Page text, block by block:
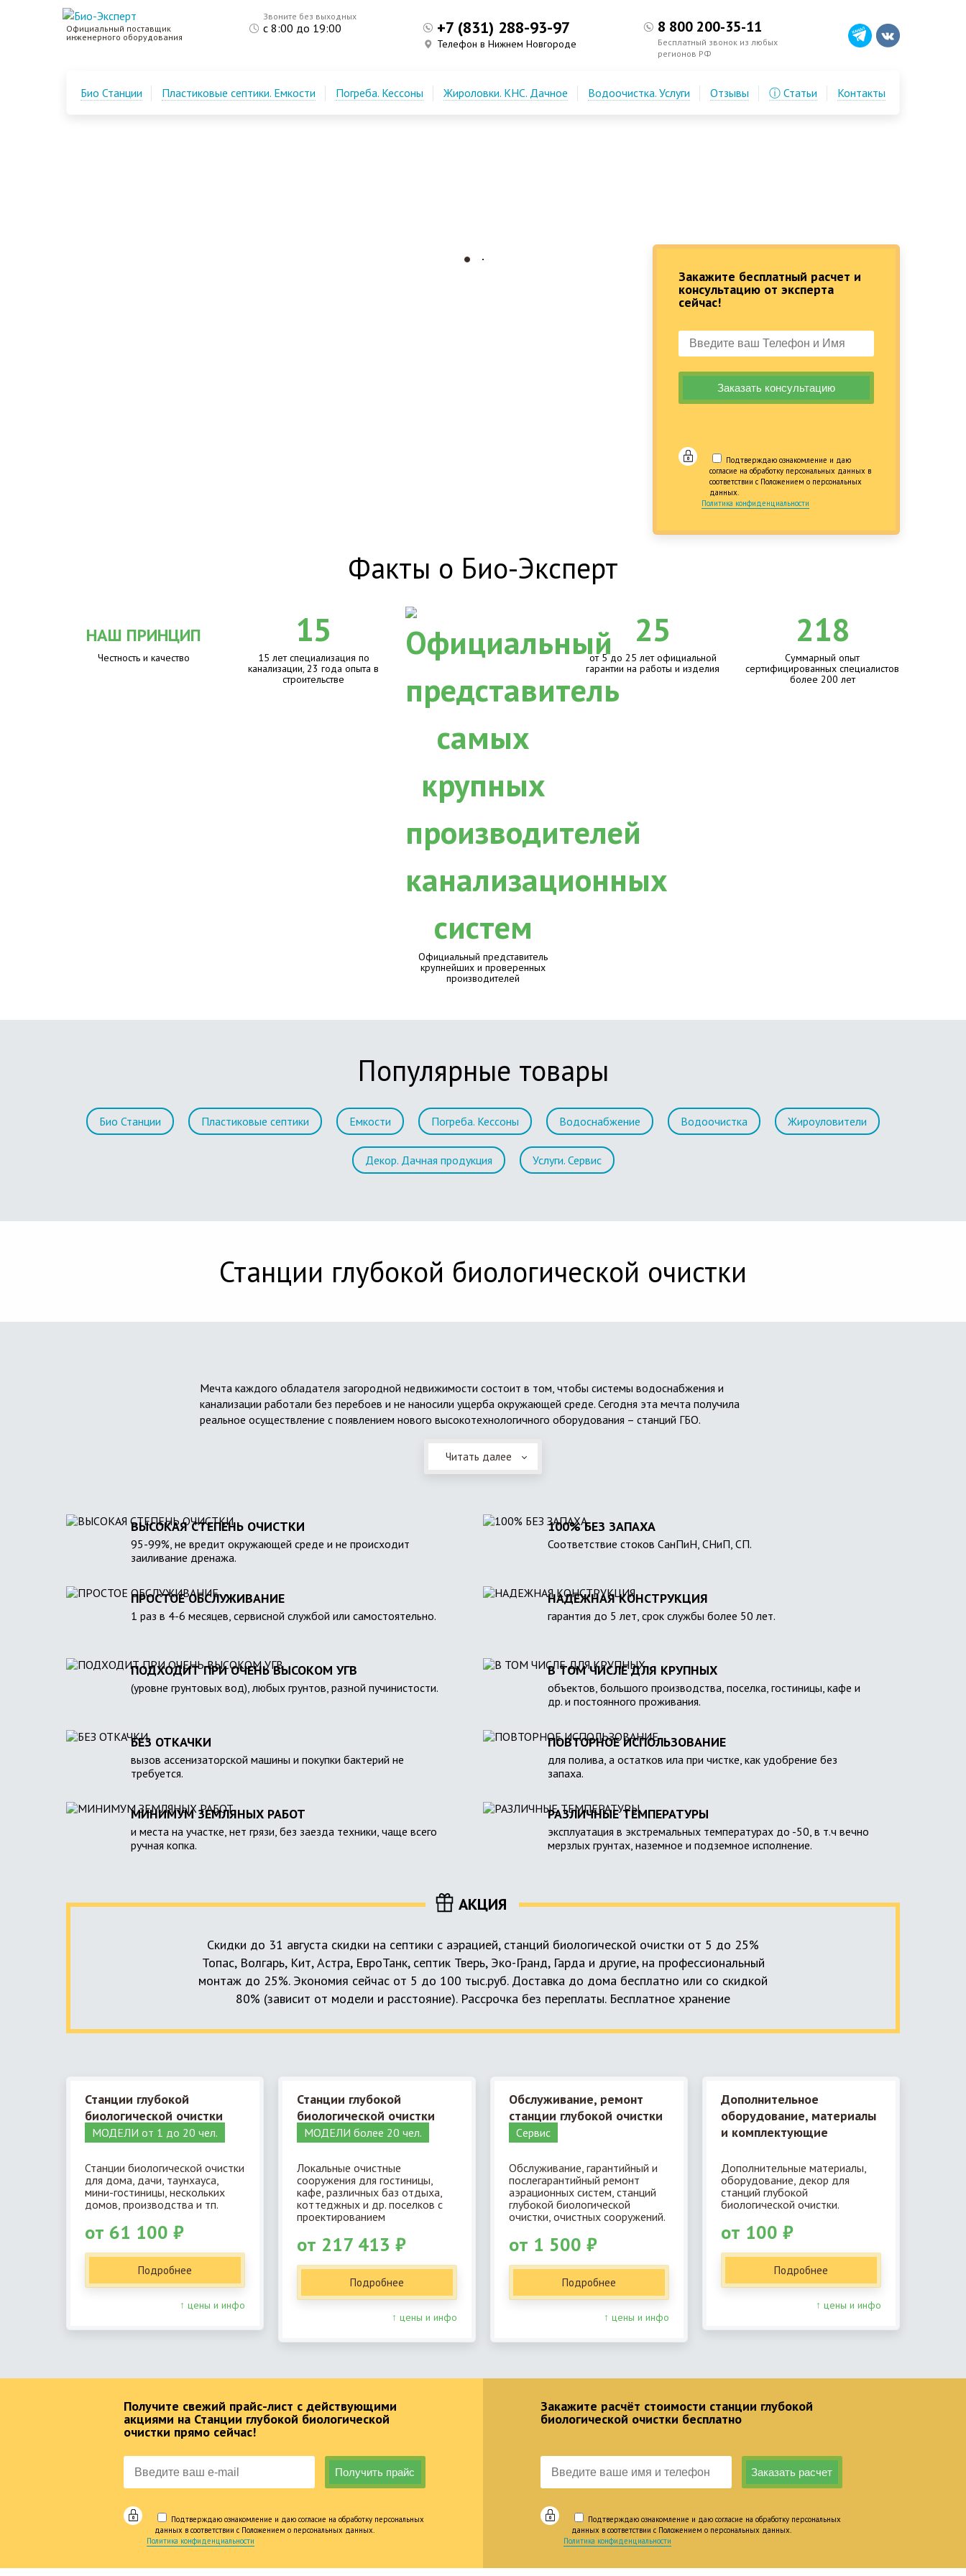
Закажите бесплатный расчет и
консультацию от эксперта
сейчас!
Подтверждаю ознакомление и даю
согласие на обработку персональных данных в
соответствии с Положением о персональных
данных.
Политика конфиденциальности
Официальный поставщик
инженерного оборудования
Звоните без выходных
с 8:00 до 19:00 +7 (831) 288-93-97
Телефон в Нижнем Новгороде
8 800 200-35-11
Бесплатный звонок из любых
регионов РФ
Био Станции Пластиковые септики. Емкости Погреба. Кессоны Жироловки. КНС. Дачное Водоочистка. Услуги Отзывы ⓘ Статьи Контакты
Факты о Био-Эксперт
НАШ ПРИНЦИП
Честность и качество
15
15 лет специализация по
канализации, 23 года опыта в
строительстве
Официальный представитель
крупнейших и проверенных
производителей
25
от 5 до 25 лет официальной
гарантии на работы и изделия
218
Суммарный опыт
сертифицированных специалистов
более 200 лет
Популярные товары
Био Станции Пластиковые септики Емкости Погреба. Кессоны Водоснабжение Водоочистка Жироуловители
Декор. Дачная продукция Услуги. Сервис
Станции глубокой биологической очистки
Мечта каждого обладателя загородной недвижимости состоит в том, чтобы системы водоснабжения и
канализации работали без перебоев и не наносили ущерба окружающей среде. Сегодня эта мечта получила
реальное осуществление с появлением нового высокотехнологичного оборудования – станций ГБО.
Читать далее
ВЫСОКАЯ СТЕПЕНЬ ОЧИСТКИ
95-99%, не вредит окружающей среде и не происходит
заиливание дренажа.
100% БЕЗ ЗАПАХА
Соответствие стоков СанПиН, СНиП, СП.
ПРОСТОЕ ОБСЛУЖИВАНИЕ
1 раз в 4-6 месяцев, сервисной службой или самостоятельно.
НАДЕЖНАЯ КОНСТРУКЦИЯ
гарантия до 5 лет, срок службы более 50 лет.
ПОДХОДИТ ПРИ ОЧЕНЬ ВЫСОКОМ УГВ
(уровне грунтовых вод), любых грунтов, разной пучинистости.
В ТОМ ЧИСЛЕ ДЛЯ КРУПНЫХ
объектов, большого производства, поселка, гостиницы, кафе и
др. и постоянного проживания.
БЕЗ ОТКАЧКИ
вызов ассенизаторской машины и покупки бактерий не
требуется.
ПОВТОРНОЕ ИСПОЛЬЗОВАНИЕ
для полива, а остатков ила при чистке, как удобрение без
запаха.
МИНИМУМ ЗЕМЛЯНЫХ РАБОТ
и места на участке, нет грязи, без заезда техники, чаще всего
ручная копка.
РАЗЛИЧНЫЕ ТЕМПЕРАТУРЫ
эксплуатация в экстремальных температурах до -50, в т.ч вечно
мерзлых грунтах, наземное и подземное исполнение.
АКЦИЯ
Скидки до 31 августа скидки на септики с аэрацией, станций биологической очистки от 5 до 25%
Топас, Волгарь, Кит, Астра, ЕвроТанк, септик Тверь, Эко-Гранд, Гарда и другие, на профессиональный
монтаж до 25%. Экономия сейчас от 5 до 100 тыс.руб. Доставка до дома бесплатно или со скидкой
80% (зависит от модели и расстояние). Рассрочка без переплаты. Бесплатное хранение
Станции глубокой
биологической очистки
МОДЕЛИ от 1 до 20 чел.
Станции биологической очистки
для дома, дачи, таунхауса,
мини-гостиницы, нескольких
домов, производства и тп.
от 61 100 ₽
Подробнее
↑ цены и инфо
Станции глубокой
биологической очистки
МОДЕЛИ более 20 чел.
Локальные очистные
сооружения для гостиницы,
кафе, различных баз отдыха,
коттеджных и др. поселков с
проектированием
от 217 413 ₽
Подробнее
↑ цены и инфо
Обслуживание, ремонт
станции глубокой очистки
Cервис
Обслуживание, гарантийный и
послегарантийный ремонт
аэрационных систем, станций
глубокой биологической
очистки, очистных сооружений.
от 1 500 ₽
Подробнее
↑ цены и инфо
Дополнительное
оборудование, материалы
и комплектующие
Дополнительные материалы,
оборудование, декор для
станций глубокой
биологической очистки.
от 100 ₽
Подробнее
↑ цены и инфо
Получите свежий прайс-лист с действующими
акциями на Станции глубокой биологической
очистки прямо сейчас!
Подтверждаю ознакомление и даю согласие на обработку персональных
данных в соответствии с Положением о персональных данных.
Политика конфиденциальности
Закажите расчёт стоимости станции глубокой
биологической очистки бесплатно
Подтверждаю ознакомление и даю согласие на обработку персональных
данных в соответствии с Положением о персональных данных.
Политика конфиденциальности